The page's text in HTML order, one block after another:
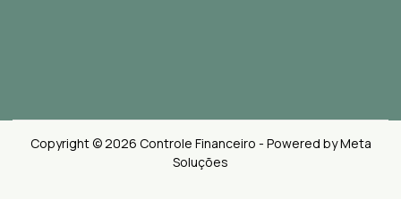
Copyright © 2026 Controle Financeiro - Powered by Meta
Soluções